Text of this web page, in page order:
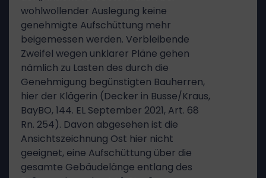
wohlwollender Auslegung keine
genehmigte Aufschüttung mehr
beigemessen werden. Verbleibende
Zweifel wegen unklarer Pläne gehen
nämlich zu Lasten des durch die
Genehmigung begünstigten Bauherren,
hier der Klägerin (Decker in Busse/Kraus,
BayBO, 144. EL September 2021, Art. 68
Rn. 254). Davon abgesehen ist die
Ansichtszeichnung Ost hier nicht
geeignet, eine Aufschüttung über die
gesamte Gebäudelänge entlang des